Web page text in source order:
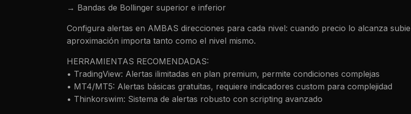
→ Bandas de Bollinger superior e inferior
Configura alertas en AMBAS direcciones para cada nivel: cuando precio lo alcanza
aproximación importa tanto como el nivel mismo.
HERRAMIENTAS RECOMENDADAS:
• TradingView: Alertas ilimitadas en plan premium, permite condiciones complejas
• MT4/MT5: Alertas básicas gratuitas, requiere indicadores custom para complejidad
• Thinkorswim: Sistema de alertas robusto con scripting avanzado